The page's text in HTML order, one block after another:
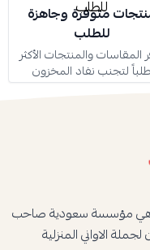
متوفرة وجاهزة
للطلب
المقاسات والمنتجات الأكثر
طلباً لتجنب نفاد المخزون
وهي مؤسسة سعودية صاحب